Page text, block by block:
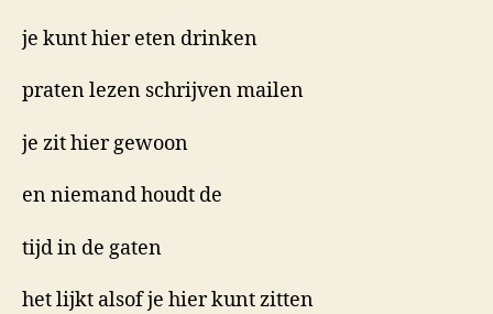
je kunt hier eten drinken
praten lezen schrijven mailen
je zit hier gewoon
en niemand houdt de
tijd in de gaten
het lijkt alsof je hier kunt zitten